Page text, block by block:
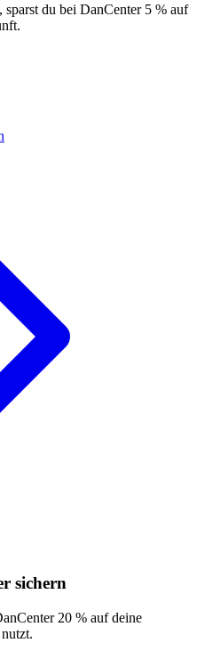
du bei DanCenter 5 % auf
sichern
20 % auf deine